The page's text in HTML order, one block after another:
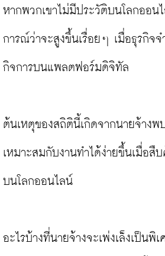
หากพวกเขาไม่มีประวัติบนโลกออ
การณ์ว่าจะสูงขึ้นเรื่อยๆ เมื่อธุรกิจจ
กิจการบนแพลตฟอร์มดิจิทัล
ต้นเหตุของสถิตินี้เกิดจากนายจ้างพ
เหมาะสมกับงานทำได้ง่ายขึ้นเมื่อสื
บนโลกออนไลน์